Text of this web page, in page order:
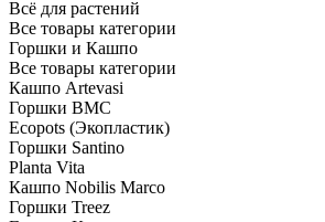
Всё для растений
Все товары категории
Горшки и Кашпо
Все товары категории
Кашпо Artevasi
Горшки BMC
Ecopots (Экопластик)
Горшки Santino
Planta Vita
Кашпо Nobilis Marco
Горшки Treez